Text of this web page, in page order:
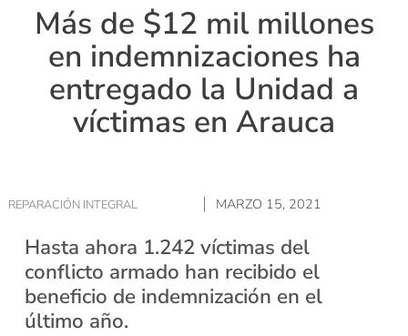
Más de $12 mil millones
en indemnizaciones ha
entregado la Unidad a
víctimas en Arauca
REPARACIÓN INTEGRAL MARZO 15, 2021
Hasta ahora 1.242 víctimas del
conflicto armado han recibido el
beneficio de indemnización en el
último año.